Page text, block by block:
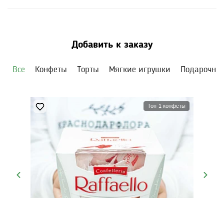
Добавить к заказу
Все Конфеты Торты Мягкие игрушки
Топ-1 конфеты